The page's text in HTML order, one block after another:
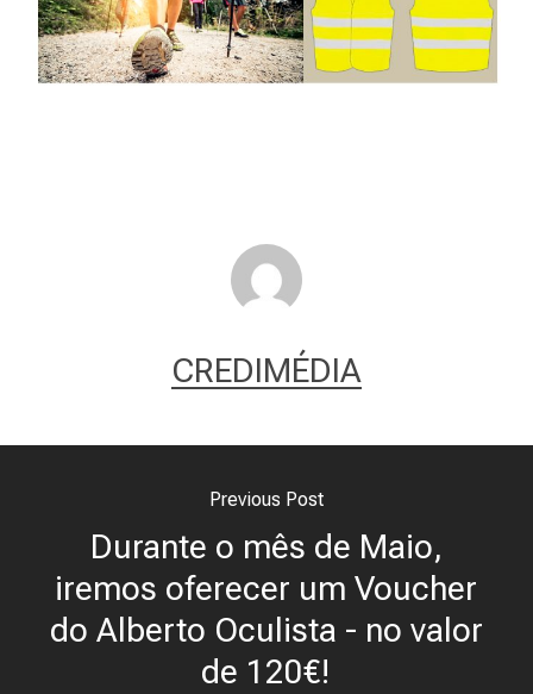
CREDIMÉDIA
Previous Post
Durante o mês de Maio,
iremos oferecer um Voucher
do Alberto Oculista - no valor
de 120€!